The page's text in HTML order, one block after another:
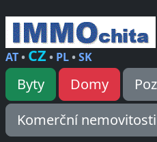
AT• CZ • PL•SK
Byty Domy
Komerční nemovitosti